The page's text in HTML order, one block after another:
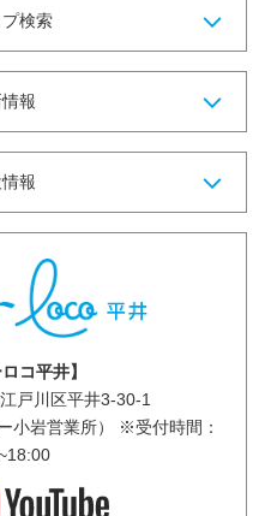
検索
報
報
コ平井】
戸川区平井3-30-1
小岩営業所） ※受付時間：